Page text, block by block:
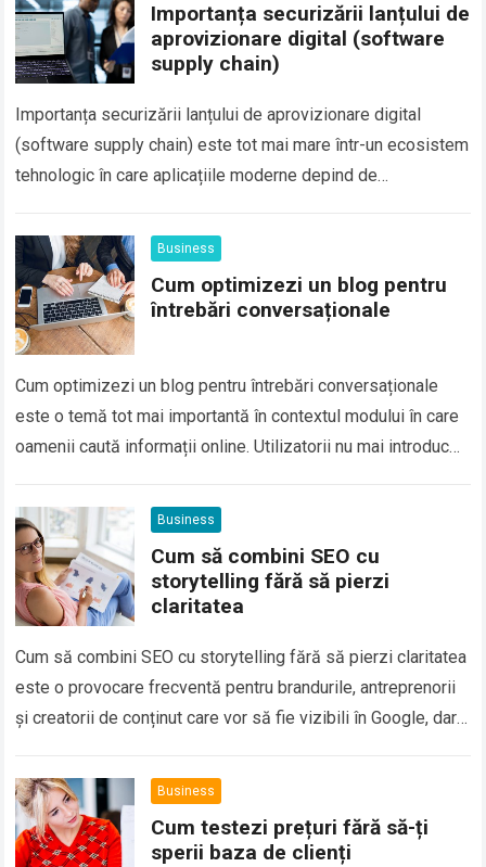
Importanța securizării lanțului de
aprovizionare digital (software
supply chain)
Importanța securizării lanțului de aprovizionare digital
(software supply chain) este tot mai mare într-un ecosistem
tehnologic în care aplicațiile moderne depind de
și integrări…
Business
Cum optimizezi un blog pentru
întrebări conversaționale
Cum optimizezi un blog pentru întrebări conversaționale
este o temă tot mai importantă în contextul modului în care
oamenii caută informații online. Utilizatorii nu mai introduc
Business
Cum să combini SEO cu
storytelling fără să pierzi
claritatea
Cum să combini SEO cu storytelling fără să pierzi claritatea
este o provocare frecventă pentru brandurile, antreprenorii
și creatorii de conținut care vor să fie vizibili în Google, dar
Business
Cum testezi prețuri fără să-ți
sperii baza de clienți